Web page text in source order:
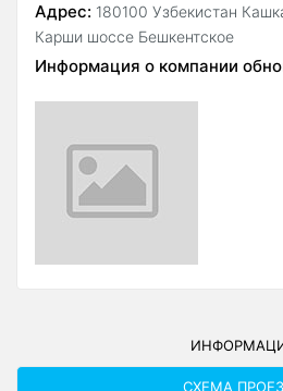
Адрес: 180100 Узбекистан
Карши шоссе Бешкентское
Информация о компании
СХЕМА